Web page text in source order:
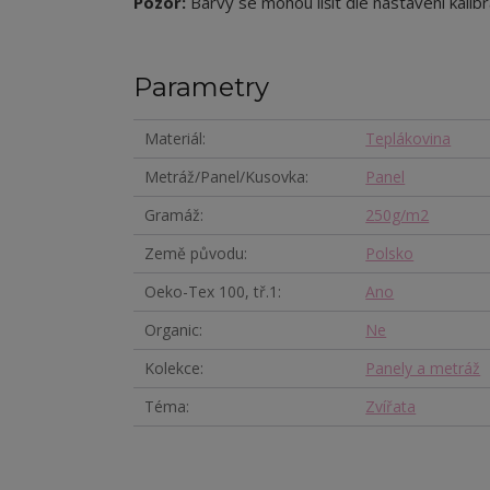
Parametry
Materiál
Teplákovina
Metráž/Panel/Kusovka
Panel
Gramáž
250g/m2
Země původu
Polsko
Oeko-Tex 100, tř.1
Ano
Organic
Ne
Kolekce
Panely a metráž
Téma
Zvířata